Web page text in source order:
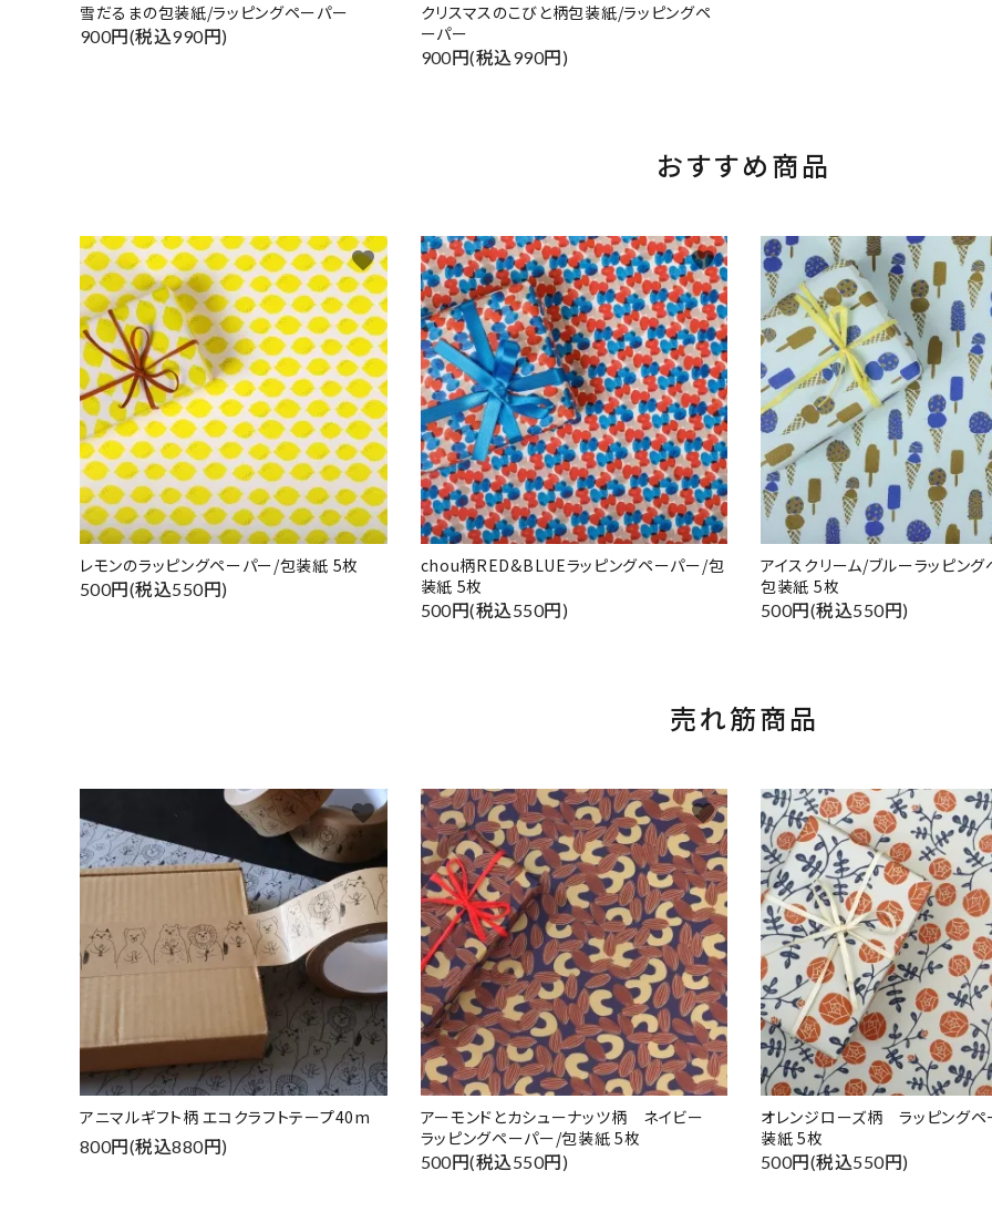
雪だるまの包装紙/ラッピングペーパー
900円(税込990円)
クリスマスのこびと柄包装紙/ラッピングペ
ーパー
900円(税込990円)
おすすめ商品
レモンのラッピングペーパー/包装紙 5枚
500円(税込550円)
favorite
chou柄RED&BLUEラッピングペーパー/包
装紙 5枚
500円(税込550円)
favorite
アイスクリーム/ブルーラッピン
包装紙 5枚
500円(税込550円)
売れ筋商品
アニマルギフト柄 エコクラフトテープ40m
800円(税込880円)
favorite
アーモンドとカシューナッツ柄 ネイビー
ラッピングペーパー/包装紙 5枚
500円(税込550円)
favorite
オレンジローズ柄 ラッピング
装紙 5枚
500円(税込550円)